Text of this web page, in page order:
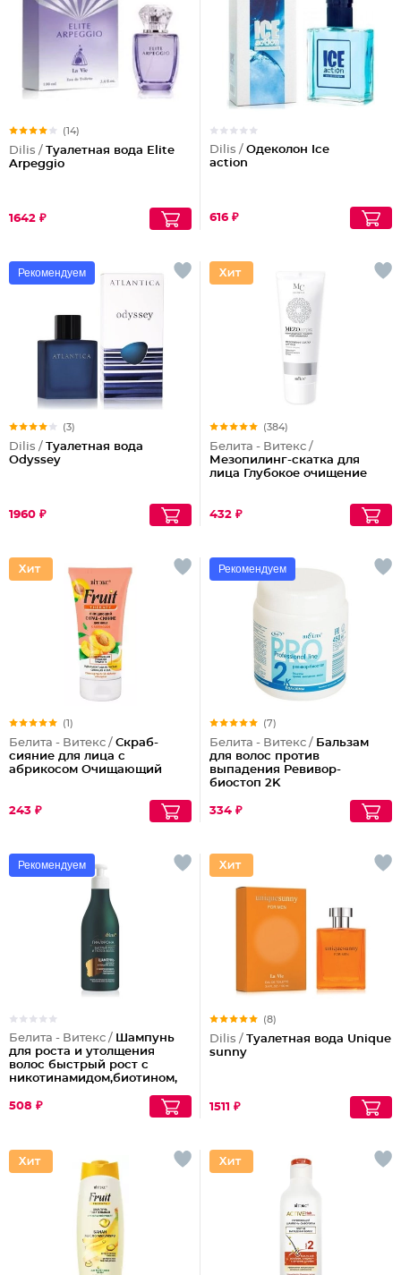
(14)
Dilis / Туалетная вода Elite
Arpeggio
1642 ₽
Dilis / Одеколон Ice
action
616 ₽
Рекомендуем
(3)
Dilis / Туалетная вода
Odyssey
1960 ₽
(384)
Белита - Витекс /
Мезопилинг-скатка для
лица Глубокое очищение
432 ₽
(1)
Белита - Витекс / Скраб-
сияние для лица с
абрикосом Очищающий
243 ₽
Рекомендуем
(7)
Белита - Витекс / Бальзам
для волос против
выпадения Ревивор-
биостоп 2K
334 ₽
Рекомендуем
Белита - Витекс / Шампунь
для роста и утолщения
волос быстрый рост с
никотинамидом,биотином,
508 ₽
(8)
Dilis / Туалетная вода Unique
sunny
1511 ₽